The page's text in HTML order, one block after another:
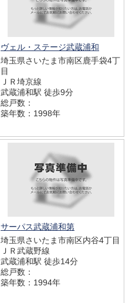
ヴェル・ステージ武蔵浦和
埼玉県さいたま市南区鹿手袋4丁
目
ＪＲ埼京線
武蔵浦和駅 徒歩9分
総戸数：
築年数：1998年
サーパス武蔵浦和第
埼玉県さいたま市南区内谷4丁目
ＪＲ武蔵野線
武蔵浦和駅 徒歩14分
総戸数：
築年数：1994年